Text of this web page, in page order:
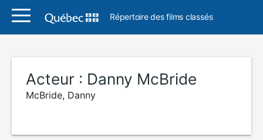
Répertoire des films classés
Acteur : Danny McBride
McBride, Danny